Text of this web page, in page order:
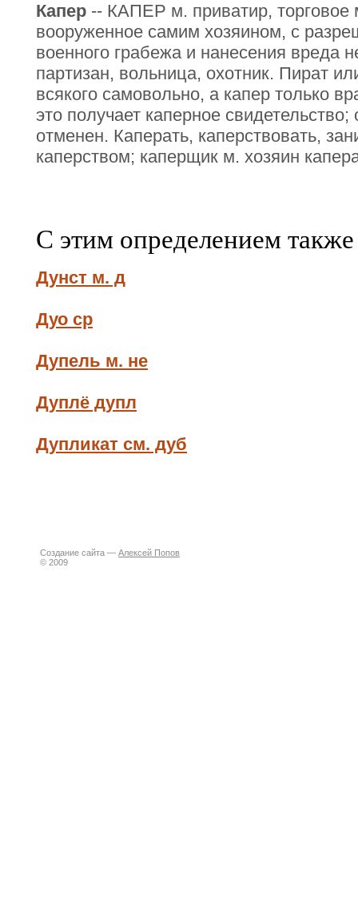
Капер -- КАПЕР м. приватир, торговое
вооруженное самим хозяином, с
военного грабежа и нанесения вреда
партизан, вольница, охотник. Пират
всякого самовольно, а капер только
это получает каперное
отменен. Каперать, каперствовать,
каперством; каперщик м. хозяин
С этим определением
Дунст м. д
Дуо ср
Дупель м. не
Дуплё дупл
Дупликат см. дуб
Создание сайта — Алексей Попов
© 2009